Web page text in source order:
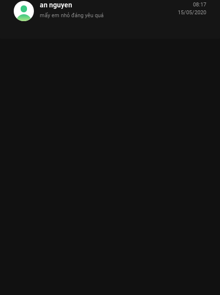
an nguyen
mấy em nhỏ đáng yêu quá
08:17
15/05/2020